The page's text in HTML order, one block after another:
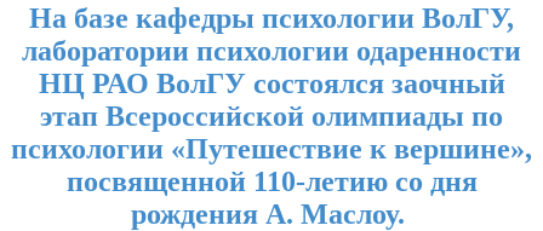
На базе кафедры психологии ВолГУ,
лаборатории психологии одаренности
НЦ РАО ВолГУ состоялся заочный
этап Всероссийской олимпиады по
психологии «Путешествие к вершине»,
посвященной 110-летию со дня
рождения А. Маслоу.